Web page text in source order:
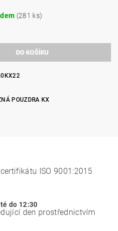
(281 ks)
POUZDRA KX
ISO 9001:2015
do 12:30
den prostřednictvím